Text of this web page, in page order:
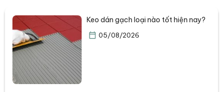
Keo dán gạch loại nào tốt hiện nay?
05/08/2026